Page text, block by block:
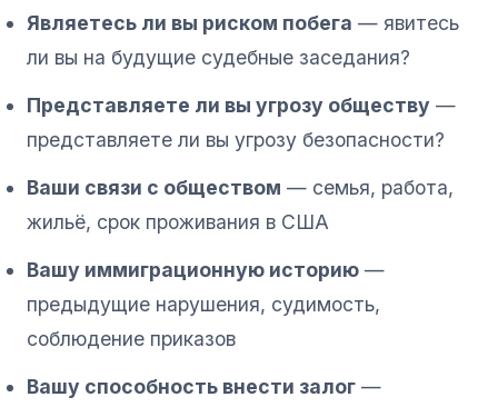
Являетесь ли вы риском побега — явитесь
ли вы на будущие судебные заседания?
Представляете ли вы угрозу обществу —
представляете ли вы угрозу безопасности?
Ваши связи с обществом — семья, работа,
жильё, срок проживания в США
Вашу иммиграционную историю —
предыдущие нарушения, судимость,
соблюдение приказов
Вашу способность внести залог —